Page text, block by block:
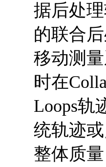
据后处
的联合
移动测
时在
Loops轨
统轨迹
整体质